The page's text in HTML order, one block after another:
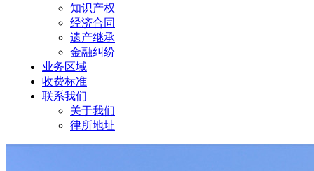
知识产权
经济合同
遗产继承
金融纠纷
业务区域
收费标准
联系我们
关于我们
律所地址